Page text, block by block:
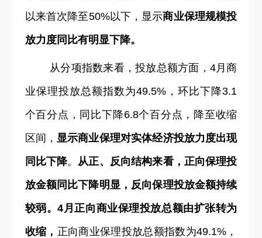
以来首次降至50%以下，显示商业保理规模投
放力度同比有明显下降。
从分项指数来看，投放总额方面，4月商
业保理投放总额指数为49.5%，环比下降3.1
个百分点，同比下降6.8个百分点，降至收缩
区间， 显示商业保理对实体经济投放力度出现
同比下降。 从正、反向结构来看，正向保理投
放金额同比下降明显，反向保理投放金额持续
较弱。4月正向商业保理投放总额由扩张转为
收缩， 正向商业保理投放总额指数为49.1%，